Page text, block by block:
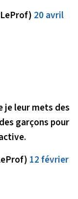
20 avril
je leur mets des
garçons pour
12 février